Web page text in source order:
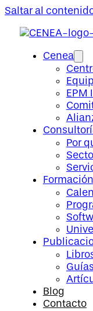
Saltar al
Cenea
EPM
Por
Formación
Blog
Contacto